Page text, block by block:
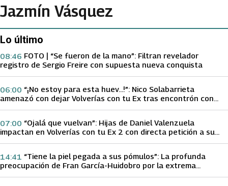
Jazmín Vásquez
Lo último
FOTO | “Se fueron de la mano”: Filtran revelador
registro de Sergio Freire con supuesta nueva conquista
08:46
“¡No estoy para esta huev…!”: Nico Solabarrieta
amenazó con dejar Volverías con tu Ex tras encontrón con
06:00
“Ojalá que vuelvan”: Hijas de Daniel Valenzuela
impactan en Volverías con tu Ex 2 con directa petición a su
07:00
“Tiene la piel pegada a sus pómulos”: La profunda
preocupación de Fran García-Huidobro por la extrema
14:41